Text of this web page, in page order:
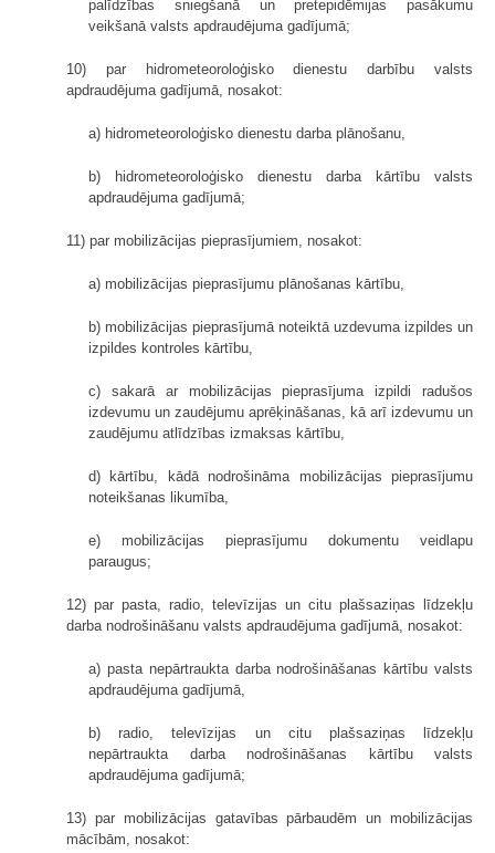
palīdzības sniegšanā un pretepidēmijas pasākumu
veikšanā valsts apdraudējuma gadījumā;
10) par hidrometeoroloģisko dienestu darbību valsts
apdraudējuma gadījumā, nosakot:
a) hidrometeoroloģisko dienestu darba plānošanu,
b) hidrometeoroloģisko dienestu darba kārtību valsts
apdraudējuma gadījumā;
11) par mobilizācijas pieprasījumiem, nosakot:
a) mobilizācijas pieprasījumu plānošanas kārtību,
b) mobilizācijas pieprasījumā noteiktā uzdevuma izpildes un
izpildes kontroles kārtību,
c) sakarā ar mobilizācijas pieprasījuma izpildi radušos
izdevumu un zaudējumu aprēķināšanas, kā arī izdevumu un
zaudējumu atlīdzības izmaksas kārtību,
d) kārtību, kādā nodrošināma mobilizācijas pieprasījumu
noteikšanas likumība,
e) mobilizācijas pieprasījumu dokumentu veidlapu
paraugus;
12) par pasta, radio, televīzijas un citu plašsaziņas līdzekļu
darba nodrošināšanu valsts apdraudējuma gadījumā, nosakot:
a) pasta nepārtraukta darba nodrošināšanas kārtību valsts
apdraudējuma gadījumā,
b) radio, televīzijas un citu plašsaziņas līdzekļu
nepārtraukta darba nodrošināšanas kārtību valsts
apdraudējuma gadījumā;
13) par mobilizācijas gatavības pārbaudēm un mobilizācijas
mācībām, nosakot: